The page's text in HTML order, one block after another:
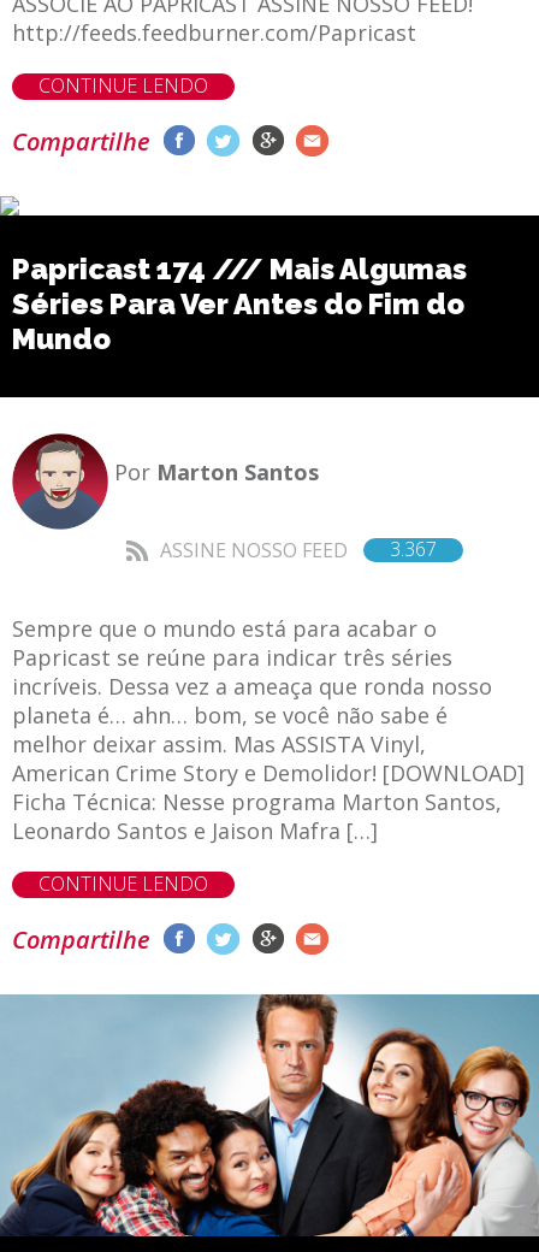
http://feeds.feedburner.com/Papricast
CONTINUE LENDO
Compartilhe
Papricast 174 /// Mais Algumas
Séries Para Ver Antes do Fim do
Mundo
Por Marton Santos
ASSINE NOSSO FEED 3.367
Sempre que o mundo está para acabar o
Papricast se reúne para indicar três séries
incríveis. Dessa vez a ameaça que ronda nosso
planeta é… ahn… bom, se você não sabe é
melhor deixar assim. Mas ASSISTA Vinyl,
American Crime Story e Demolidor! [DOWNLOAD]
Ficha Técnica: Nesse programa Marton Santos,
Leonardo Santos e Jaison Mafra […]
CONTINUE LENDO
Compartilhe